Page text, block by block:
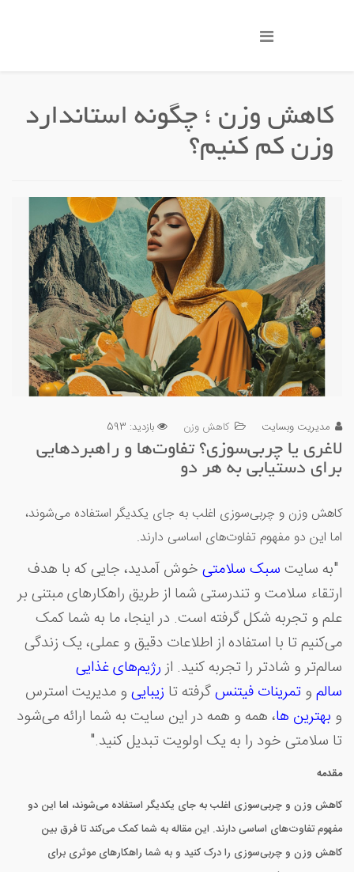
کاهش وزن ؛ چگونه استاندارد
وزن کم کنیم؟
مدیریت وبسایت کاهش وزن بازدید: 593
لاغری یا چربی‌سوزی؟ تفاوت‌ها و راهبردهایی
برای دستیابی به هر دو
کاهش وزن و چربی‌سوزی اغلب به جای یکدیگر استفاده می‌شوند،
اما این دو مفهوم تفاوت‌های اساسی دارند.
"به سایت سبک سلامتی خوش آمدید، جایی که با هدف
ارتقاء سلامت و تندرستی شما از طریق راهکارهای مبتنی بر
علم و تجربه شکل گرفته است. در اینجا، ما به شما کمک
می‌کنیم تا با استفاده از اطلاعات دقیق و عملی، یک زندگی
سالم‌تر و شادتر را تجربه کنید. ازرژیم‌های غذایی
سالم و تمرینات فیتنسگرفته تا زیبایی و مدیریت استرس
و بهترین ها، همه و همه در این سایت به شما ارائه می‌شود
تا سلامتی خود را به یک اولویت تبدیل کنید."
مقدمه
کاهش وزن و چربی‌سوزی اغلب به جای یکدیگر استفاده می‌شوند، اما این دو
مفهوم تفاوت‌های اساسی دارند. این مقاله به شما کمک می‌کند تا فرق بین
کاهش وزن و چربی‌سوزی را درک کنید و به شما راهکارهای موثری برای